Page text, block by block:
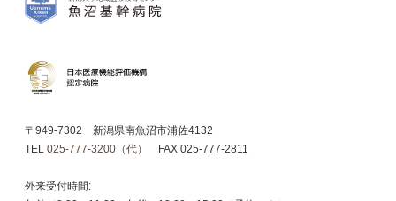
〒949-7302 新潟県南魚沼市浦佐4132
TEL 025-777-3200（代） FAX 025-777-2811
外来受付時間: